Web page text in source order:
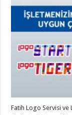
Fatih Logo Servisi ve